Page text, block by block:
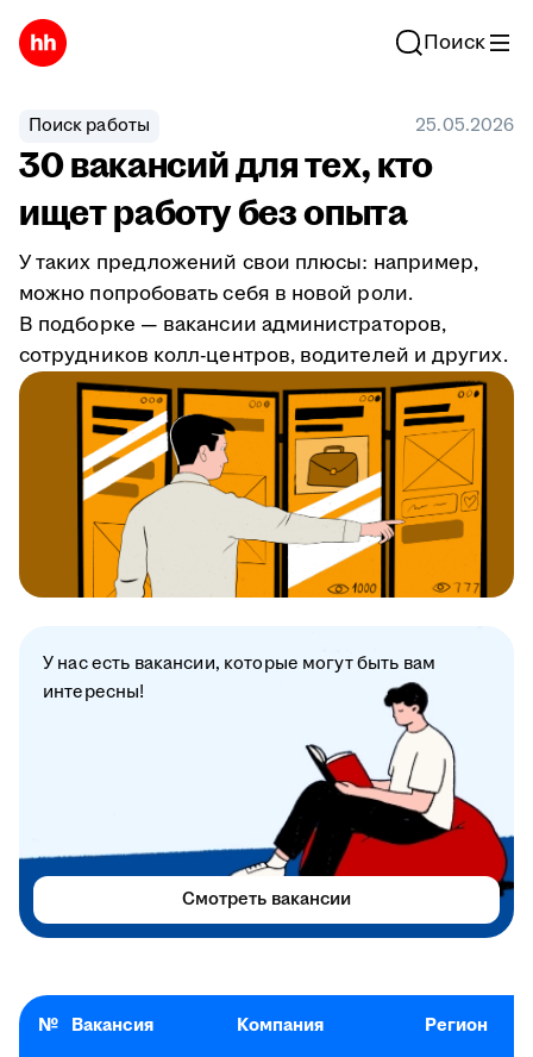
Поиск
Поиск работы 25.05.2026
30 вакансий для тех, кто
ищет работу без опыта
У таких предложений свои плюсы: например,
можно попробовать себя в новой роли.
В подборке — вакансии администраторов,
сотрудников колл-центров, водителей и других.
№ Вакансия Компания Регион
У нас есть вакансии, которые могут быть вам
интересны!
Смотреть вакансии